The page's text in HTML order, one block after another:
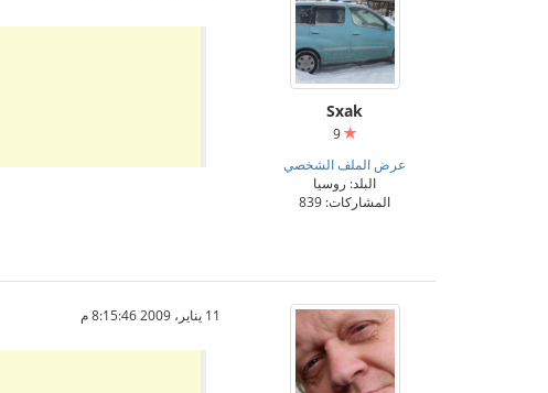
Sxak
9
عرض الملف الشخصي
البلد: روسيا
المشاركات: 839
11 يناير، 2009 8:15:46 م